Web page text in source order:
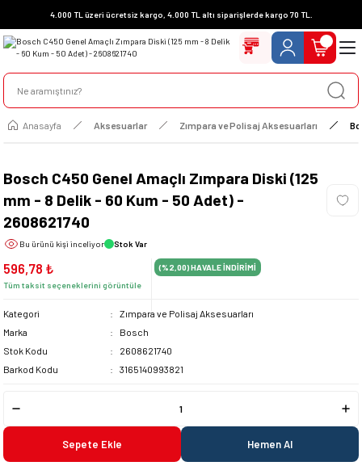
4.000 TL üzeri ücretsiz kargo, 4.000 TL altı siparişlerde kargo 70 TL.
Anasayfa Aksesuarlar Zımpara ve Polisaj Aksesuarları
Bosch C450 Genel Amaçlı Zımpara Diski (125
mm - 8 Delik - 60 Kum - 50 Adet) -
2608621740
Bu ürünü kişi inceliyor Stok Var
596,78 ₺
Tüm taksit seçeneklerini görüntüle
(%2,00)HAVALE İNDİRİMİ
Kategori
Zımpara ve Polisaj Aksesuarları
Marka
Bosch
Stok Kodu
2608621740
Barkod Kodu
3165140993821
Sepete Ekle Hemen Al